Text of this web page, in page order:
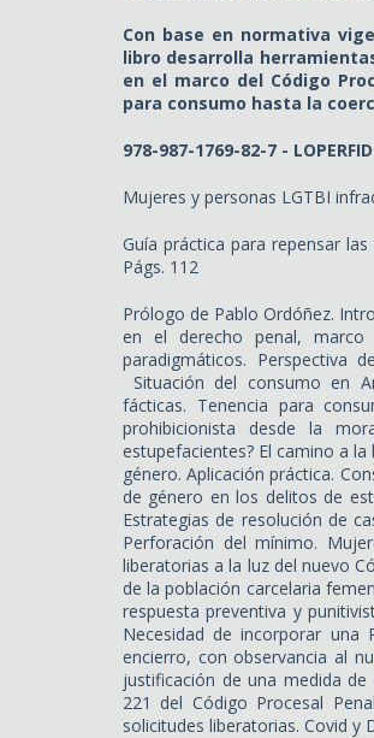
Con base en normativa
libro desarrolla
en el marco del Código
para consumo hasta la
978-987-1769-82-7 -
Mujeres y personas LGTBI
Guía práctica para repensar
Págs. 112
Prólogo de Pablo Ordóñez.
en el derecho penal, marco
paradigmáticos. Perspectiva
Situación del consumo en
fácticas. Tenencia para
prohibicionista desde la
estupefacientes? El camino a
género. Aplicación práctica.
de género en los delitos de
Estrategias de resolución de
Perforación del mínimo.
liberatorias a la luz del nuevo
de la población carcelaria
respuesta preventiva y
Necesidad de incorporar una
encierro, con observancia al
justificación de una medida
221 del Código Procesal
solicitudes liberatorias. Covid y